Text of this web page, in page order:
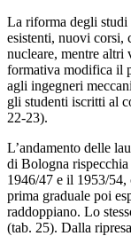
La riforma degli studi
esistenti, nuovi corsi,
nucleare, mentre altri
formativa modifica il
agli ingegneri
gli studenti iscritti al
22-23).
L’andamento delle
di Bologna
1946/47 e il 1953/54,
prima graduale poi
raddoppiano. Lo
(tab. 25). Dalla